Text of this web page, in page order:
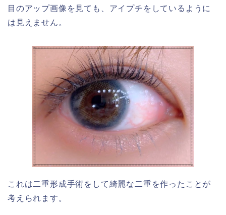
目のアップ画像を見ても、アイプチをしているように
は見えません。
これは二重形成手術をして綺麗な二重を作ったことが
考えられます。